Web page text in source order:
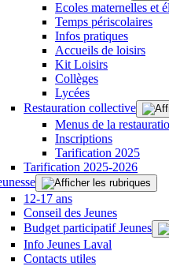
Ecoles maternelles et
Temps périscolaires
Infos pratiques
Accueils de loisirs
Kit Loisirs
Collèges
Lycées
Restauration collective
Menus de la
Inscriptions
Tarification 2025
Tarification 2025-2026
12-17 ans
Conseil des Jeunes
Budget participatif Jeunes
Info Jeunes Laval
Contacts utiles